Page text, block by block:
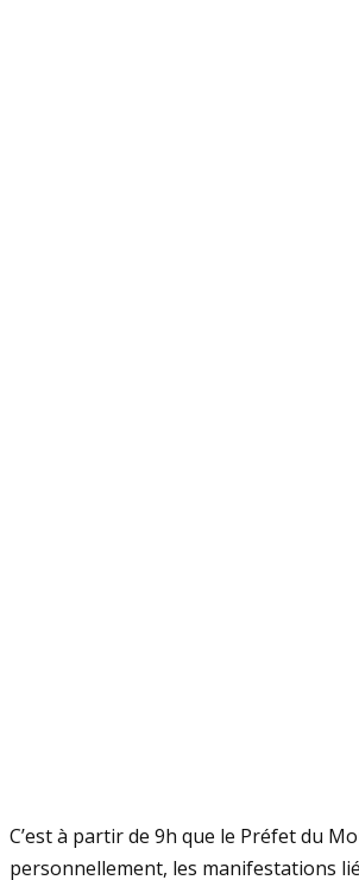
C’est à partir de 9h que le Préfet du
personnellement, les manifestations